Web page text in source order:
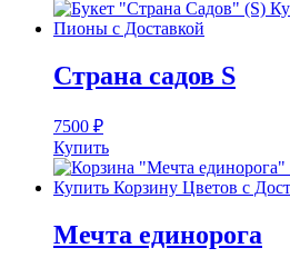
Страна садов S
7500 ₽
Купить
Мечта единорога